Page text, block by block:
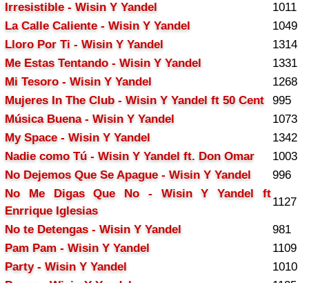
Irresistible - Wisin Y Yandel
1011
La Calle Caliente - Wisin Y Yandel
1049
Lloro Por Ti - Wisin Y Yandel
1314
Me Estas Tentando - Wisin Y Yandel
1331
Mi Tesoro - Wisin Y Yandel
1268
Mujeres In The Club - Wisin Y Yandel ft 50 Cent
995
Música Buena - Wisin Y Yandel
1073
My Space - Wisin Y Yandel
1342
Nadie como Tú - Wisin Y Yandel ft. Don Omar
1003
No Dejemos Que Se Apague - Wisin Y Yandel
996
No Me Digas Que No - Wisin Y Yandel ft
Enrrique Iglesias
1127
No te Detengas - Wisin Y Yandel
981
Pam Pam - Wisin Y Yandel
1109
Party - Wisin Y Yandel
1010